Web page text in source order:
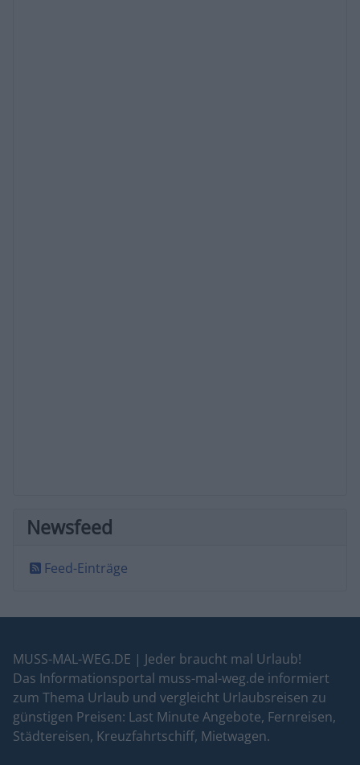
Newsfeed
Feed-Einträge
MUSS-MAL-WEG.DE | Jeder braucht mal Urlaub!
Das Informationsportal muss-mal-weg.de informiert
zum Thema Urlaub und vergleicht Urlaubsreisen zu
günstigen Preisen: Last Minute Angebote, Fernreisen,
Städtereisen, Kreuzfahrtschiff, Mietwagen.